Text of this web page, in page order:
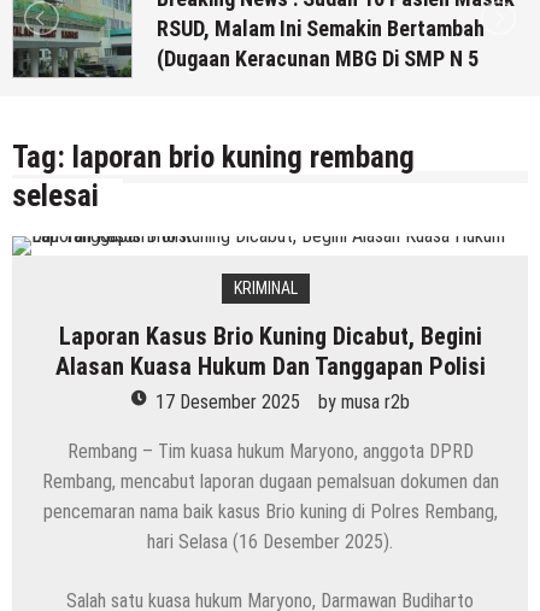
RSUD, Malam Ini Semakin Bertambah
(Dugaan Keracunan MBG Di SMP N 5
Tag: laporan brio kuning rembang
selesai
KRIMINAL
Laporan Kasus Brio Kuning Dicabut, Begini
Alasan Kuasa Hukum Dan Tanggapan Polisi
17 Desember 2025 by musa r2b
Rembang – Tim kuasa hukum Maryono, anggota DPRD
Rembang, mencabut laporan dugaan pemalsuan dokumen dan
pencemaran nama baik kasus Brio kuning di Polres Rembang,
hari Selasa (16 Desember 2025).
Salah satu kuasa hukum Maryono, Darmawan Budiharto